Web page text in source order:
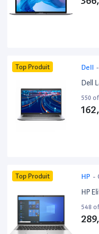
Top Produit Dell -
Dell
550
Top Produit HP -
HP
548